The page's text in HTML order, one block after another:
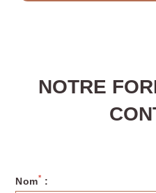
NOTRE
Nom* :